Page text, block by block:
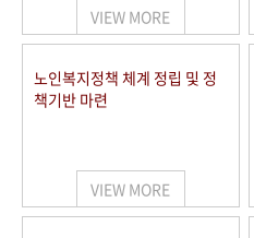
VIEW MORE
노인복지정책 체계 정립 및 정
책기반 마련
VIEW MORE